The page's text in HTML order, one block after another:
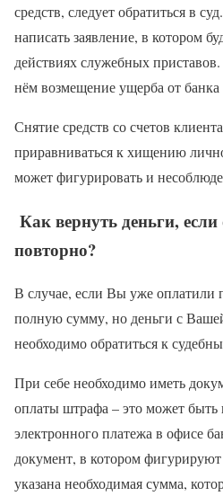
средств, следует обратиться в
написать заявление, в котором
действиях служебных
нём возмещение ущерба от
Снятие средств со счетов
приравниваться к хищению
может фигурировать и
Как вернуть деньги,
повторно?
В случае, если Вы уже оплатили
полную сумму, но деньги с
необходимо обратиться к
При себе необходимо иметь
оплаты штрафа – это может быть
электронного платежа в офисе
документ, в котором
указана необходимая сумма,